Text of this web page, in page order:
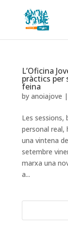
L’Oficina
pràctics per
feina
by anoiajove |
Les sessions,
personal real,
una vintena
setembre
marxa una
a...